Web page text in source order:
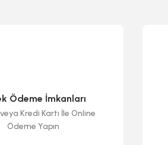
Ödeme İmkanları
Kredi Kartı İle Online
Ödeme Yapın